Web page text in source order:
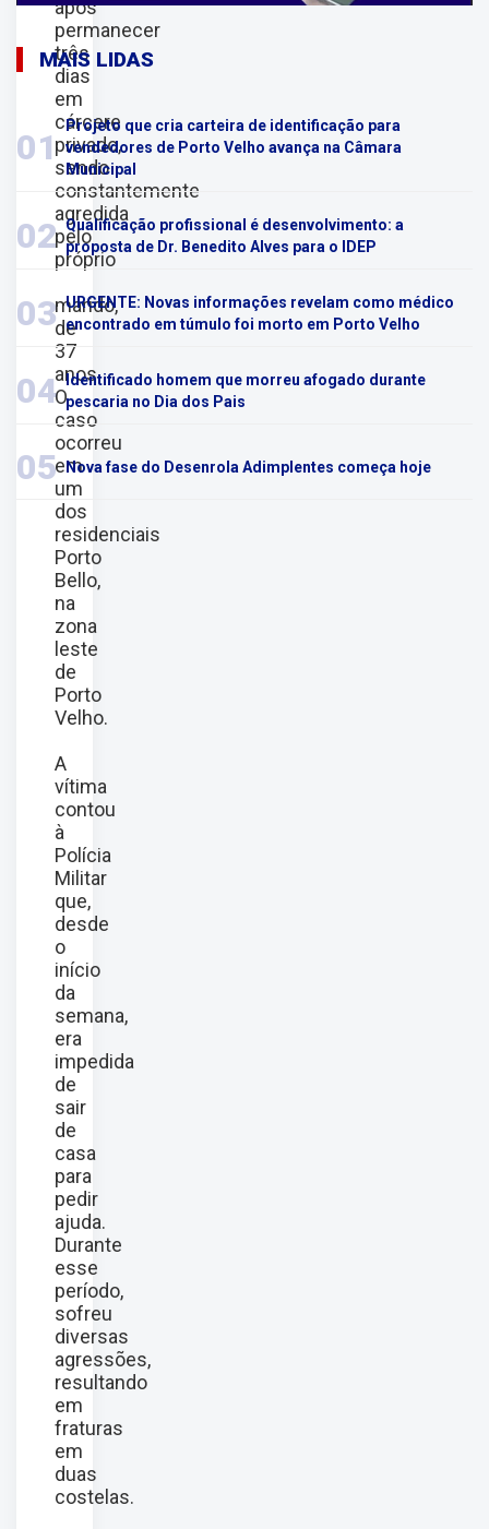
após
permanecer
três
dias
em
cárcere
privado,
sendo
constantemente
agredida
pelo
próprio
marido,
de
37
anos.
O
caso
ocorreu
em
um
dos
residenciais
Porto
Bello,
na
zona
leste
de
Porto
Velho.
A
vítima
contou
à
Polícia
Militar
que,
desde
o
início
da
semana,
era
impedida
de
sair
de
casa
para
pedir
ajuda.
Durante
esse
período,
sofreu
diversas
agressões,
resultando
em
fraturas
em
duas
costelas.
MAIS LIDAS
01
Projeto que cria carteira de identificação para
vendedores de Porto Velho avança na Câmara
Municipal
02 Qualificação profissional é desenvolvimento: a
proposta de Dr. Benedito Alves para o IDEP
03 URGENTE: Novas informações revelam como médico
encontrado em túmulo foi morto em Porto Velho
04 Identificado homem que morreu afogado durante
pescaria no Dia dos Pais
05 Nova fase do Desenrola Adimplentes começa hoje